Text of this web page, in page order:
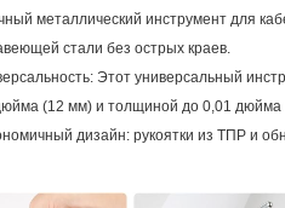
металлический инструмент для
стали без острых краев.
Этот универсальный
(12 мм) и толщиной до 0,01 дюйма
дизайн: рукоятки из ТПР и